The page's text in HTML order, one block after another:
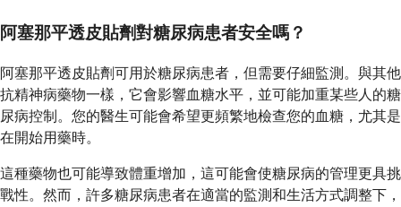
阿塞那平透皮貼劑對糖尿病患者安全嗎？
阿塞那平透皮貼劑可用於糖尿病患者，但需要仔細監測。與其他
抗精神病藥物一樣，它會影響血糖水平，並可能加重某些人的糖
尿病控制。您的醫生可能會希望更頻繁地檢查您的血糖，尤其是
在開始用藥時。
這種藥物也可能導致體重增加，這可能會使糖尿病的管理更具挑
戰性。然而，許多糖尿病患者在適當的監測和生活方式調整下，